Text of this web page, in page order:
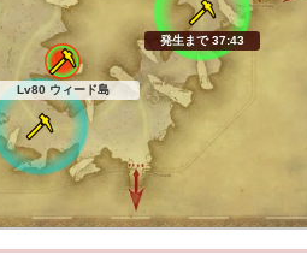
発生まで 37:41
Lv80 ウィード島